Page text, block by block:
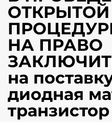
ОТКРЫТОЙ
НА ПРАВО
на
диодная
транзистор